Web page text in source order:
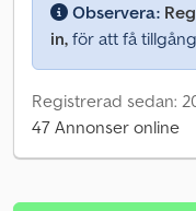
Observera:
in, för att få
Registrerad sedan:
47 Annonser online